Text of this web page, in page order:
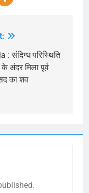
: संदिग्ध परिस्थिति
अंदर मिला पूर्व
का शव